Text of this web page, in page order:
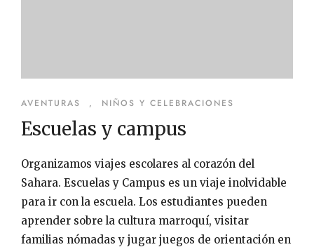
AVENTURAS , NIÑOS Y CELEBRACIONES
Escuelas y campus
Organizamos viajes escolares al corazón del
Sahara. Escuelas y Campus es un viaje inolvidable
para ir con la escuela. Los estudiantes pueden
aprender sobre la cultura marroquí, visitar
familias nómadas y jugar juegos de orientación en